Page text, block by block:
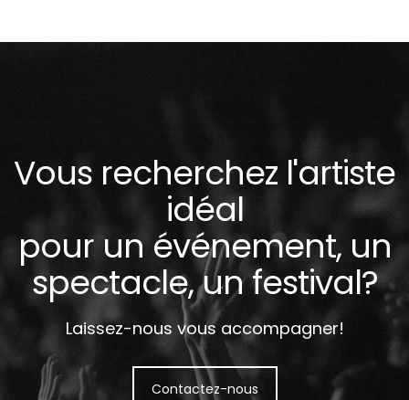
Vous recherchez l'artiste
idéal
pour un événement, un
spectacle, un festival?
Laissez-nous vous accompagner!
Contactez-nous